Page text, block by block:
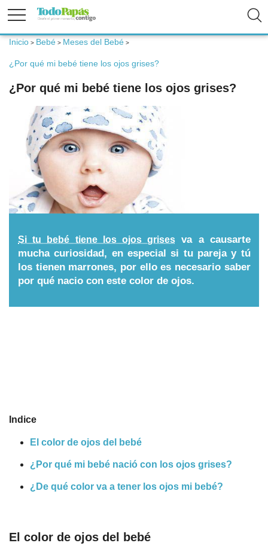
Embarazo
Bebé
Niños
Padres
Calculadoras
Nombres
Inicio > Bebé > Meses del Bebé >
¿Por qué mi bebé tiene los ojos grises?
¿Por qué mi bebé tiene los ojos grises?
Si tu bebé tiene los ojos grises va a causarte
mucha curiosidad, en especial si tu pareja y tú
los tienen marrones, por ello es necesario saber
por qué nacio con este color de ojos.
Indice
El color de ojos del bebé
¿Por qué mi bebé nació con los ojos grises?
¿De qué color va a tener los ojos mi bebé?
El color de ojos del bebé